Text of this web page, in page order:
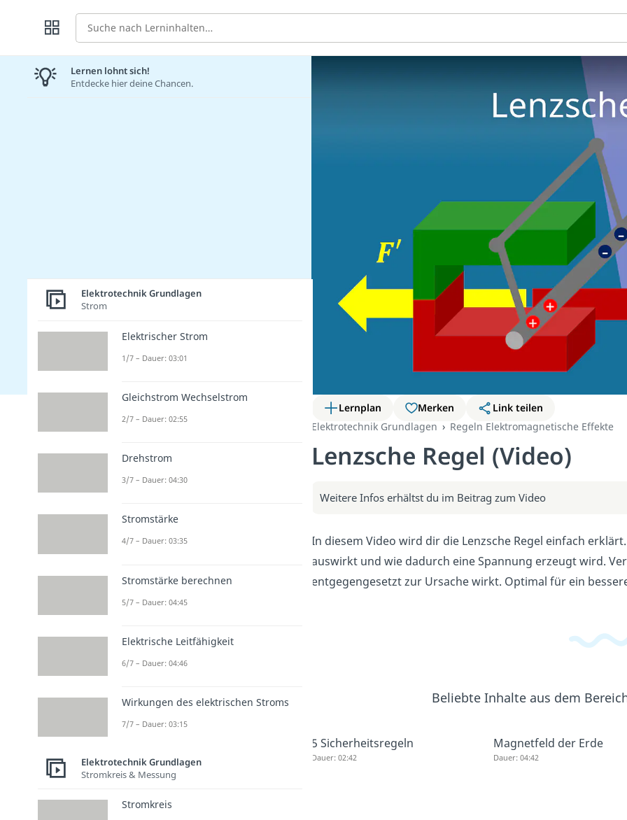
Suche
Lernplan Merken
Link teilen
Elektrotechnik Grundlagen
Regeln Elektromagnetische Effekte
Lenzsche Regel (Video)
Weitere Infos erhältst du im Beitrag zum Video
In diesem Video wird dir die Lenzsche Regel einfach
auswirkt und wie dadurch eine Spannung erzeugt wird.
entgegengesetzt zur Ursache wirkt. Optimal für ein
Beliebte Inhalte aus dem
5 Sicherheitsregeln
Dauer: 02:42
Magnetfeld der Erde
Dauer: 04:42
Lernen lohnt sich!
Entdecke hier deine Chancen.
Elektrotechnik Grundlagen
Strom
Elektrischer Strom
1/7 – Dauer: 03:01
Gleichstrom Wechselstrom
2/7 – Dauer: 02:55
Drehstrom
3/7 – Dauer: 04:30
Stromstärke
4/7 – Dauer: 03:35
Stromstärke berechnen
5/7 – Dauer: 04:45
Elektrische Leitfähigkeit
6/7 – Dauer: 04:46
Wirkungen des elektrischen Stroms
7/7 – Dauer: 03:15
Elektrotechnik Grundlagen
Stromkreis & Messung
Stromkreis